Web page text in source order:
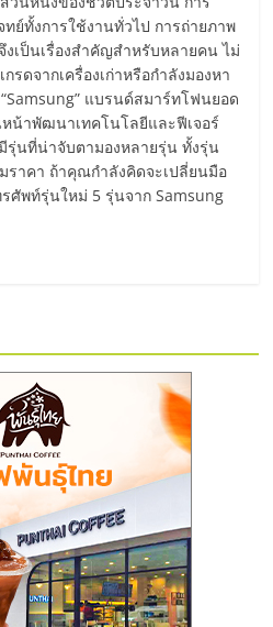
ทย์ทั้งการใช้งานทั่วไป การถ่ายภาพ
งเป็นเรื่องสำคัญสำหรับหลายคน ไม่
รดจากเครื่องเก่าหรือกำลังมองหา
แบรนด์สมาร์ทโฟนยอด
หน้าพัฒนาเทคโนโลยีและฟีเจอร์
รุ่นที่น่าจับตามองหลายรุ่น ทั้งรุ่น
ราคา ถ้าคุณกำลังคิดจะเปลี่ยนมือ
ศัพท์รุ่นใหม่ 5 รุ่นจาก Samsung